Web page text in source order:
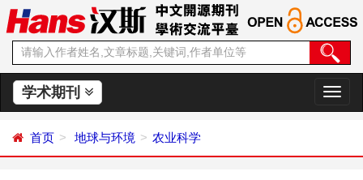
学术期刊
切
换
首页 地球与环境 农业科学